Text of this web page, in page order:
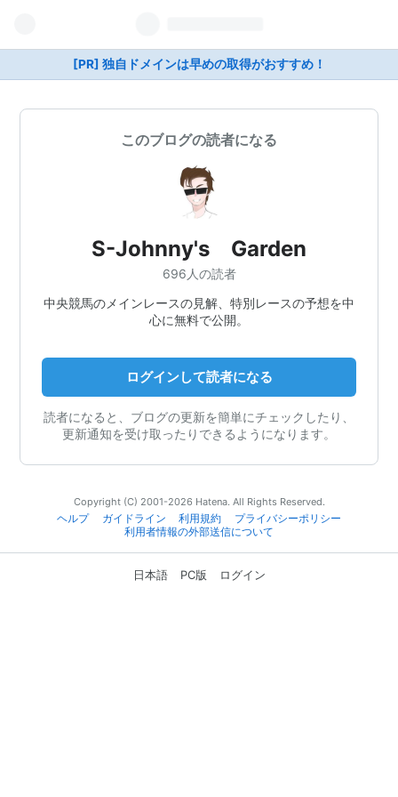
[PR] 独自ドメインは早めの取得がおすすめ！
このブログの読者になる
S-Johnny's Garden
696人の読者
中央競馬のメインレースの見解、特別レースの予想を中
心に無料で公開。
ログインして読者になる
読者になると、ブログの更新を簡単にチェックしたり、
更新通知を受け取ったりできるようになります。
Copyright (C) 2001-2026 Hatena. All Rights Reserved.
ヘルプ
ガイドライン 利用規約
プライバシーポリシー
利用者情報の外部送信について
日本語 PC版 ログイン